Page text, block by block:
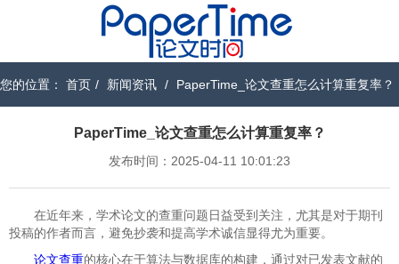
您的位置： 首页 / 新闻资讯 / PaperTime_论文查重怎么计算重复率？
PaperTime_论文查重怎么计算重复率？
发布时间：2025-04-11 10:01:23
在近年来，学术论文的查重问题日益受到关注，尤其是对于期刊
投稿的作者而言，避免抄袭和提高学术诚信显得尤为重要。
论文查重的核心在于算法与数据库的构建，通过对已发表文献的